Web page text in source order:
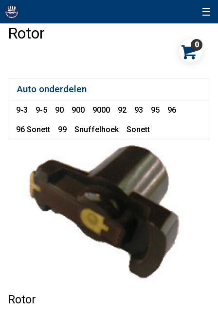
Rotor
0
Auto onderdelen
9-3 9-5 90 900 9000 92 93 95 96
96 Sonett 99 Snuffelhoek Sonett
Rotor